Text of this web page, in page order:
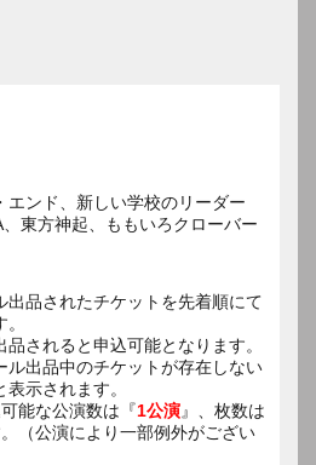
エンド、新しい学校のリーダー
東方神起、ももいろクローバー
出品されたチケットを先着順にて
品されると申込可能となります。
ル出品中のチケットが存在しない
示されます。
能な公演数は『1公演』、枚数は
（公演により一部例外がござい